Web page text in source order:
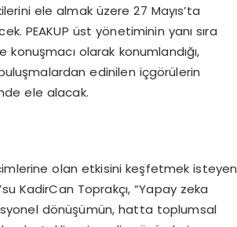
ele almak üzere 27 Mayıs’ta
PEAKUP üst yönetiminin yanı sıra
olarak konumlandığı,
edinilen içgörülerin
ele alacak.
olan etkisini keşfetmek isteyen
KadirCan Toprakçı, “Yapay zeka
dönüşümün, hatta toplumsal